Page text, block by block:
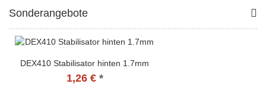
Sonderangebote
DEX410 Stabilisator hinten 1.7mm
1,26 € *